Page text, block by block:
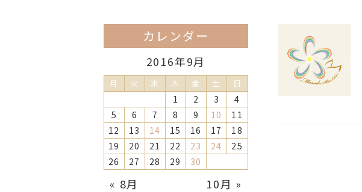
カレンダー
2016年9月
月 火 水 木 金 土 日
1 2 3
4
5
6 7 8 9 10
11
12
13 14 15 16 17
18
19
20 21 22 23 24
25
26
27 28 29 30
« 8月 10月 »